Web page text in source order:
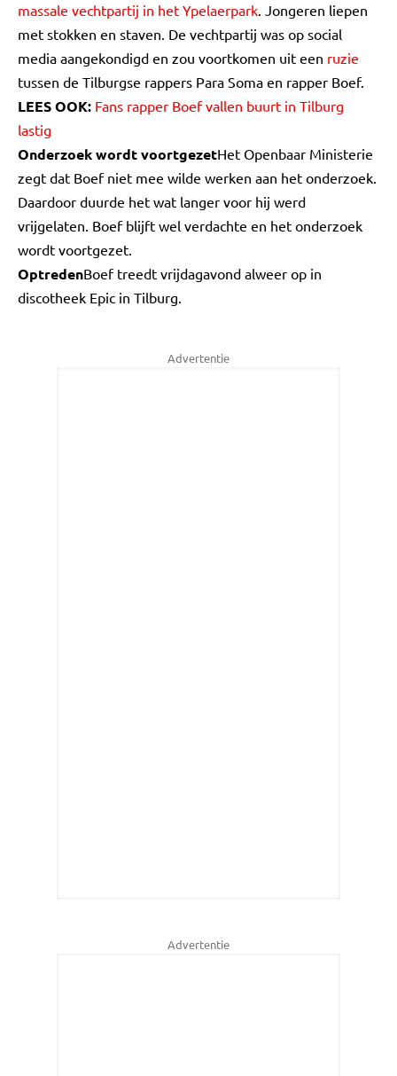
massale vechtpartij in het Ypelaerpark. Jongeren liepen
met stokken en staven. De vechtpartij was op social
media aangekondigd en zou voortkomen uit een ruzie
tussen de Tilburgse rappers Para Soma en rapper Boef.
LEES OOK: Fans rapper Boef vallen buurt in Tilburg
lastig
Onderzoek wordt voortgezetHet Openbaar Ministerie
zegt dat Boef niet mee wilde werken aan het onderzoek.
Daardoor duurde het wat langer voor hij werd
vrijgelaten. Boef blijft wel verdachte en het onderzoek
wordt voortgezet.
OptredenBoef treedt vrijdagavond alweer op in
discotheek Epic in Tilburg.
Advertentie
Advertentie